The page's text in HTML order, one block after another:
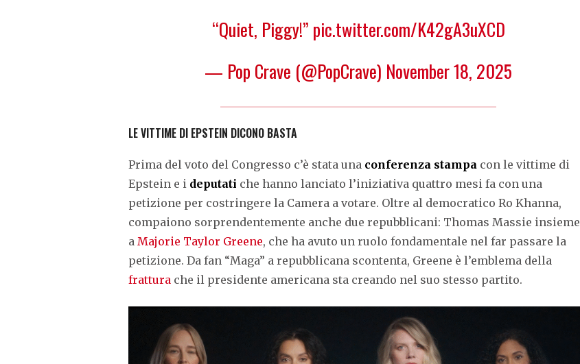
“Quiet, Piggy!” pic.twitter.com/K42gA3uXCD
— Pop Crave (@PopCrave) November 18, 2025
LE VITTIME DI EPSTEIN DICONO BASTA
Prima del voto del Congresso c’è stata una conferenza stampa con le vittime di
Epstein e i deputati che hanno lanciato l’iniziativa quattro mesi fa con una
petizione per costringere la Camera a votare. Oltre al democratico Ro Khanna,
compaiono sorprendentemente anche due repubblicani: Thomas Massie insieme
a Majorie Taylor Greene, che ha avuto un ruolo fondamentale nel far passare la
petizione. Da fan “Maga” a repubblicana scontenta, Greene è l’emblema della
frattura che il presidente americana sta creando nel suo stesso partito.